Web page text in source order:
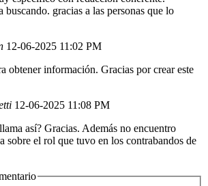
buscando. gracias a las personas que lo
12-06-2025 11:02 PM
obtener información. Gracias por crear este
12-06-2025 11:08 PM
así? Gracias. Además no encuentro
sobre el rol que tuvo en los contrabandos de